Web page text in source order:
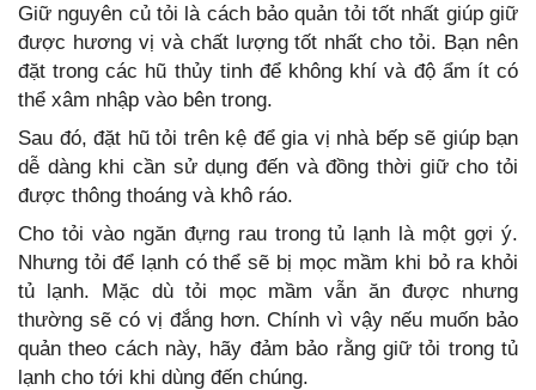
Giữ nguyên củ tỏi là cách bảo quản tỏi tốt nhất giúp giữ
được hương vị và chất lượng tốt nhất cho tỏi. Bạn nên
đặt trong các hũ thủy tinh để không khí và độ ẩm ít có
thể xâm nhập vào bên trong.
Sau đó, đặt hũ tỏi trên kệ để gia vị nhà bếp sẽ giúp bạn
dễ dàng khi cần sử dụng đến và đồng thời giữ cho tỏi
được thông thoáng và khô ráo.
Cho tỏi vào ngăn đựng rau trong tủ lạnh là một gợi ý.
Nhưng tỏi để lạnh có thể sẽ bị mọc mầm khi bỏ ra khỏi
tủ lạnh. Mặc dù tỏi mọc mầm vẫn ăn được nhưng
thường sẽ có vị đắng hơn. Chính vì vậy nếu muốn bảo
quản theo cách này, hãy đảm bảo rằng giữ tỏi trong tủ
lạnh cho tới khi dùng đến chúng.